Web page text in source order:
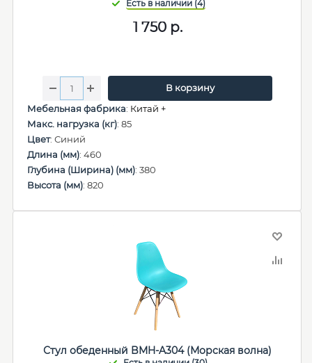
1 750р.
В корзину
Мебельная фабрика: Китай +
Макс. нагрузка (кг): 85
Цвет: Синий
Длина (мм): 460
Глубина (Ширина) (мм): 380
Высота (мм): 820
Стул обеденный BMH-A304 (Морская волна)